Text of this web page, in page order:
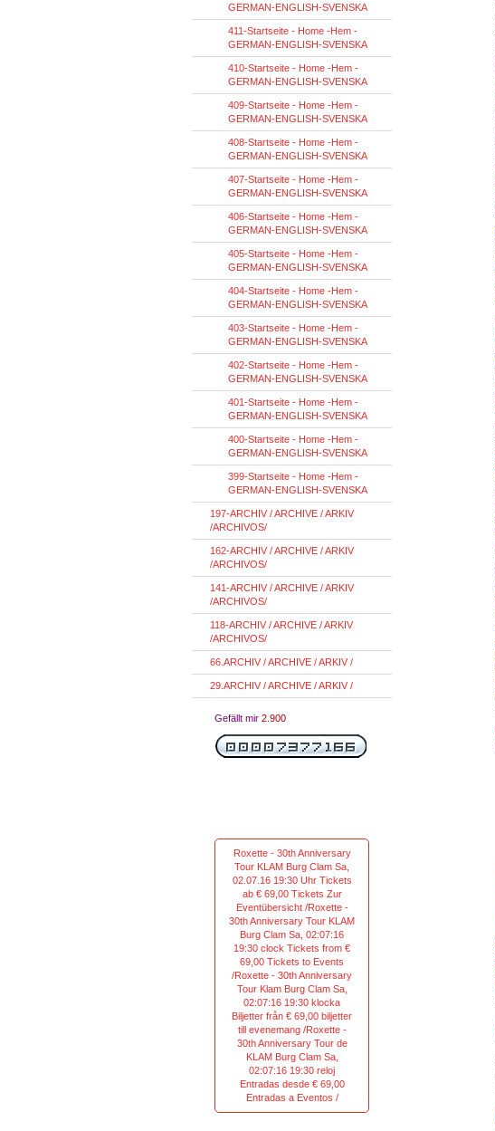
GERMAN-ENGLISH-SVENSKA
411-Startseite - Home -Hem -
GERMAN-ENGLISH-SVENSKA
410-Startseite - Home -Hem -
GERMAN-ENGLISH-SVENSKA
409-Startseite - Home -Hem -
GERMAN-ENGLISH-SVENSKA
408-Startseite - Home -Hem -
GERMAN-ENGLISH-SVENSKA
407-Startseite - Home -Hem -
GERMAN-ENGLISH-SVENSKA
406-Startseite - Home -Hem -
GERMAN-ENGLISH-SVENSKA
405-Startseite - Home -Hem -
GERMAN-ENGLISH-SVENSKA
404-Startseite - Home -Hem -
GERMAN-ENGLISH-SVENSKA
403-Startseite - Home -Hem -
GERMAN-ENGLISH-SVENSKA
402-Startseite - Home -Hem -
GERMAN-ENGLISH-SVENSKA
401-Startseite - Home -Hem -
GERMAN-ENGLISH-SVENSKA
400-Startseite - Home -Hem -
GERMAN-ENGLISH-SVENSKA
399-Startseite - Home -Hem -
GERMAN-ENGLISH-SVENSKA
197-ARCHIV / ARCHIVE / ARKIV
/ARCHIVOS/
162-ARCHIV / ARCHIVE / ARKIV
/ARCHIVOS/
141-ARCHIV / ARCHIVE / ARKIV
/ARCHIVOS/
118-ARCHIV / ARCHIVE / ARKIV
/ARCHIVOS/
66.ARCHIV / ARCHIVE / ARKIV /
29.ARCHIV / ARCHIVE / ARKIV /
Gefällt mir 2.900
Roxette - 30th Anniversary
Tour KLAM Burg Clam Sa,
02.07.16 19:30 Uhr Tickets
ab € 69,00 Tickets Zur
Eventübersicht /Roxette -
30th Anniversary Tour KLAM
Burg Clam Sa, 02:07:16
19:30 clock Tickets from €
69,00 Tickets to Events
/Roxette - 30th Anniversary
Tour Klam Burg Clam Sa,
02:07:16 19:30 klocka
Biljetter från € 69,00 biljetter
till evenemang /Roxette -
30th Anniversary Tour de
KLAM Burg Clam Sa,
02:07:16 19:30 reloj
Entradas desde € 69,00
Entradas a Eventos /